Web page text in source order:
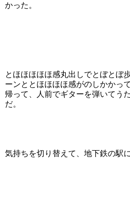
かった。
とほほほほほ感丸出しでとぼとぼ
ーンととほほほほ感がのしかかっ
帰って、人前でギターを弾いてう
だ。
気持ちを切り替えて、地下鉄の駅